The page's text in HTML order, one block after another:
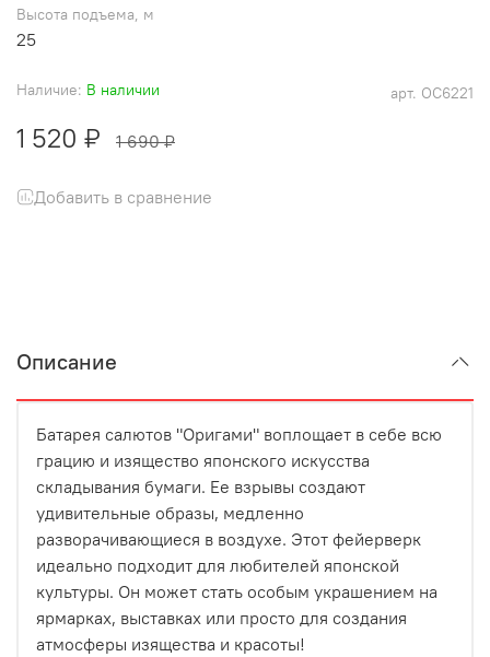
арт. ОС6221
Наличие: В наличии
1 520 ₽ 1 690 ₽
Добавить в сравнение
Высота подъема, м
25
Описание
Батарея салютов "Оригами" воплощает в себе всю
грацию и изящество японского искусства
складывания бумаги. Ее взрывы создают
удивительные образы, медленно
разворачивающиеся в воздухе. Этот фейерверк
идеально подходит для любителей японской
культуры. Он может стать особым украшением на
ярмарках, выставках или просто для создания
атмосферы изящества и красоты!